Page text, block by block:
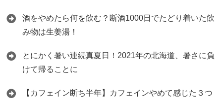
酒をやめたら何を飲む？断酒1000日でたどり着いた飲
み物は生姜湯！
とにかく暑い連続真夏日！2021年の北海道、暑さに負
けて帰ることに
【カフェイン断ち半年】カフェインやめて感じた３つ